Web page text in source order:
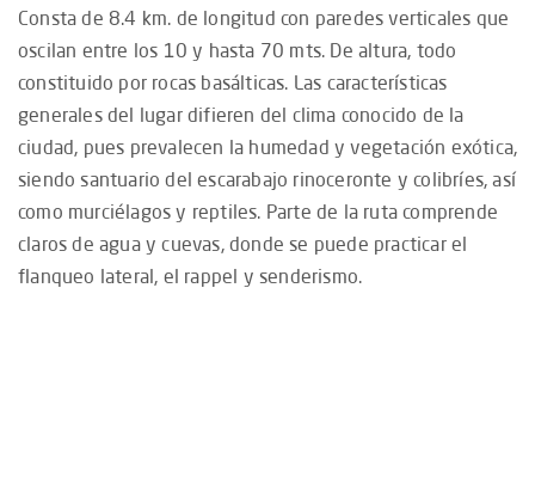
Consta de 8.4 km. de longitud con paredes verticales que
oscilan entre los 10 y hasta 70 mts. De altura, todo
constituido por rocas basálticas. Las características
generales del lugar difieren del clima conocido de la
ciudad, pues prevalecen la humedad y vegetación exótica,
siendo santuario del escarabajo rinoceronte y colibríes, así
como murciélagos y reptiles. Parte de la ruta comprende
claros de agua y cuevas, donde se puede practicar el
flanqueo lateral, el rappel y senderismo.